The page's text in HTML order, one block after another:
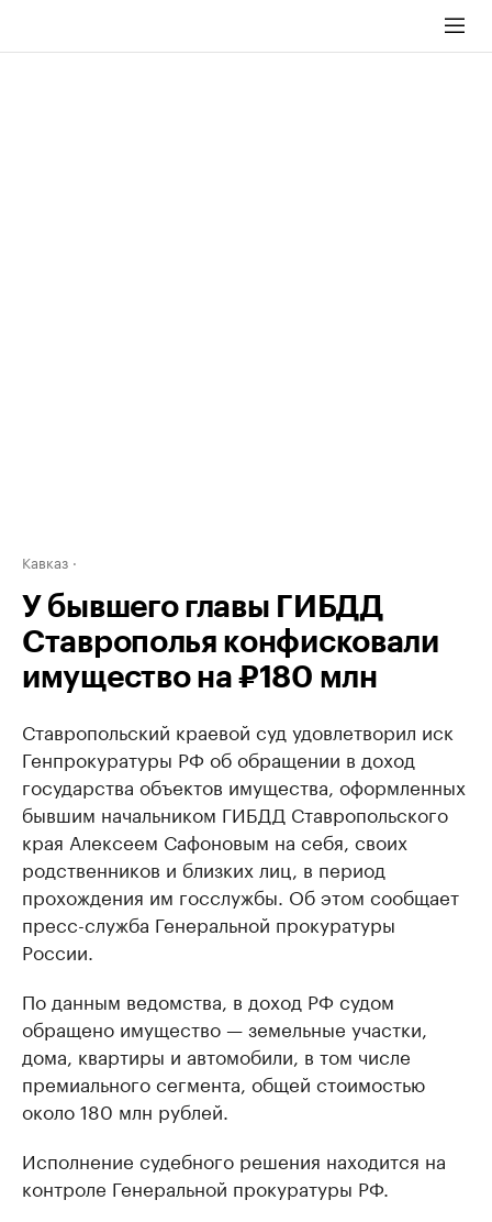
Кавказ
У бывшего главы ГИБДД
Ставрополья конфисковали
имущество на ₽180 млн
Ставропольский краевой суд удовлетворил иск
Генпрокуратуры РФ об обращении в доход
государства объектов имущества, оформленных
бывшим начальником ГИБДД Ставропольского
края Алексеем Сафоновым на себя, своих
родственников и близких лиц, в период
прохождения им госслужбы. Об этом сообщает
пресс-служба Генеральной прокуратуры
России.
По данным ведомства, в доход РФ судом
обращено имущество — земельные участки,
дома, квартиры и автомобили, в том числе
премиального сегмента, общей стоимостью
около 180 млн рублей.
Исполнение судебного решения находится на
контроле Генеральной прокуратуры РФ.